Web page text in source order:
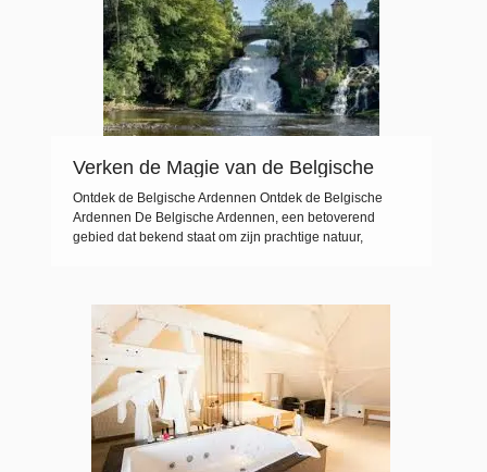
Verken de Magie van de Belgische
Ardennen
Ontdek de Belgische Ardennen Ontdek de Belgische
Ardennen De Belgische Ardennen, een betoverend
gebied dat bekend staat om zijn prachtige natuur,
wils. Natuurschoon Met uitgestrekte bossen, kabbelende
rivieren […]